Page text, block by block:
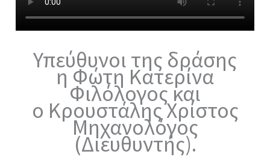
Υπεύθυνοι της δράσης
η Φώτη Κατερίνα
Φιλόλογος και
ο Κρουστάλης Χρίστος
Μηχανολόγος
(Διευθυντής).